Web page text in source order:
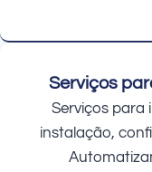
Serviços
Serviços para
instalação,